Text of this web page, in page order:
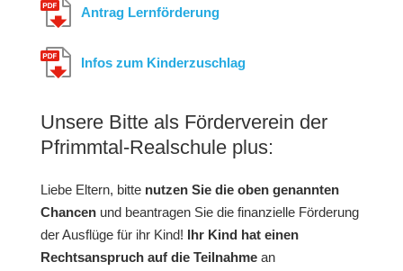
Antrag Lernförderung
Infos zum Kinderzuschlag
Unsere Bitte als Förderverein der
Pfrimmtal-Realschule plus:
Liebe Eltern, bitte nutzen Sie die oben genannten
Chancenund beantragen Sie die finanzielle Förderung
der Ausflüge für ihr Kind! Ihr Kind hat einen
Rechtsanspruch auf die Teilnahmean